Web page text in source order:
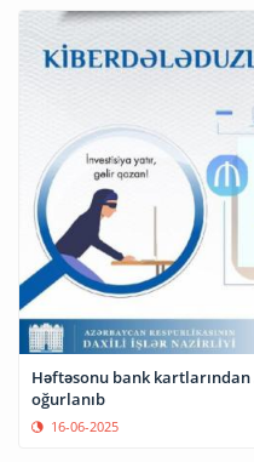
Həftəsonu bank
oğurlanıb
16-06-2025